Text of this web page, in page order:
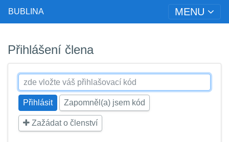
BUBLINA MENU
Přihlášení člena
Zapomněl(a) jsem kód
Zažádat o členství